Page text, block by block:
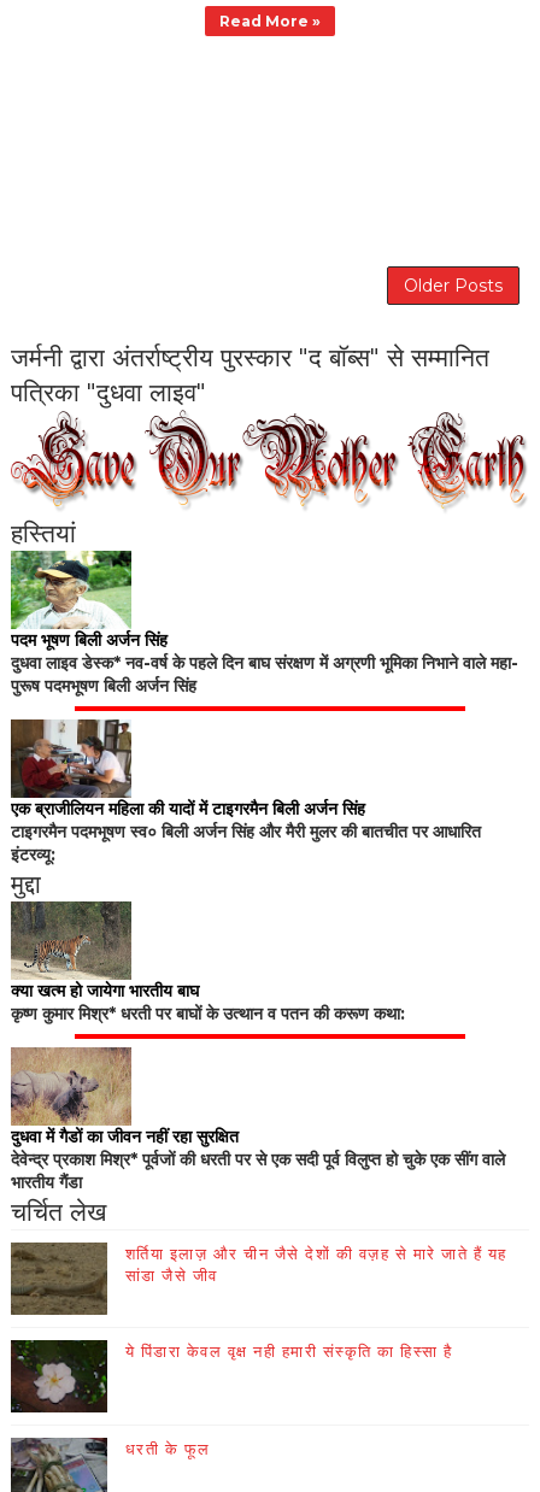
Read More »
Older Posts
जर्मनी द्वारा अंतर्राष्ट्रीय पुरस्कार "द बॉब्स" से सम्मानित
पत्रिका "दुधवा लाइव"
हस्तियां
पदम भूषण बिली अर्जन सिंह
दुधवा लाइव डेस्क* नव-वर्ष के पहले दिन बाघ संरक्षण में अग्रणी भूमिका निभाने वाले महा-
पुरूष पदमभूषण बिली अर्जन सिंह
एक ब्राजीलियन महिला की यादों में टाइगरमैन बिली अर्जन सिंह
टाइगरमैन पदमभूषण स्व० बिली अर्जन सिंह और मैरी मुलर की बातचीत पर आधारित
इंटरव्यू:
मुद्दा
क्या खत्म हो जायेगा भारतीय बाघ
कृष्ण कुमार मिश्र* धरती पर बाघों के उत्थान व पतन की करूण कथा:
दुधवा में गैडों का जीवन नहीं रहा सुरक्षित
देवेन्द्र प्रकाश मिश्र* पूर्वजों की धरती पर से एक सदी पूर्व विलुप्त हो चुके एक सींग वाले
भारतीय गैंडा
चर्चित लेख
शर्तिया इलाज़ और चीन जैसे देशों की वज़ह से मारे जाते हैं यह
सांडा जैसे जीव
ये पिंडारा केवल वृक्ष नही हमारी संस्कृति का हिस्सा है
धरती के फूल